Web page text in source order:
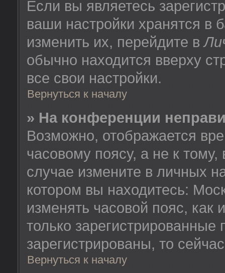
Если вы являетесь
ваши настройки хранятся
изменить их, перейдите в
обычно находится вверху
все свои настройки.
Вернуться к началу
» На конференции
Возможно, отображается
часовому поясу, а не к
случае измените в личных
котором вы находитесь:
изменять часовой пояс, как
только
зарегистрированы, то
Вернуться к началу